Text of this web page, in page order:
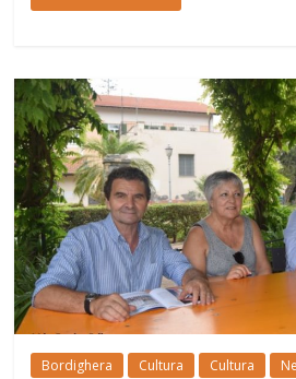
Bordighera Cultura Cultura